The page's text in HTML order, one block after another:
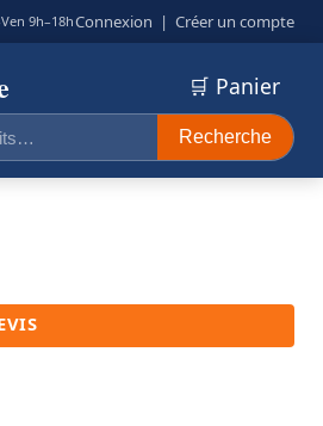
9h–18hConnexion | Créer un compte
Recherche
🛒 Panier